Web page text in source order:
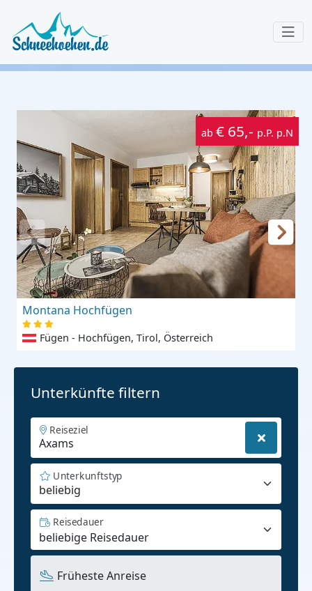
ab € 65,- p.P. p.N
Montana Hochfügen
Fügen - Hochfügen, Tirol, Österreich
Unterkünfte filtern
Reiseziel
beliebig
Unterkunftstyp
Reisedauer
Früheste Anreise